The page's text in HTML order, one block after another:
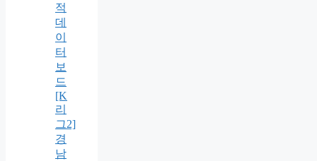
적
데
이
터
보
드
[K
리
그2]
경
남